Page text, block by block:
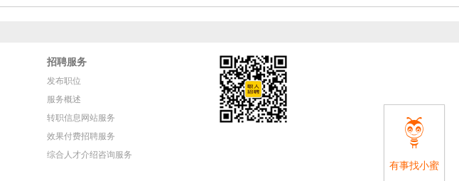

有事找小蜜
招聘服务
发布职位
服务概述
转职信息网站服务
效果付费招聘服务
综合人才介绍咨询服务